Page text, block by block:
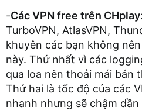
-Các VPN free trên CHplay
TurboVPN, AtlasVPN,
khuyên các bạn không
này. Thứ nhất vì các
qua loa nên thoải mái bán
Thứ hai là tốc độ của các
nhanh nhưng sẽ chậm